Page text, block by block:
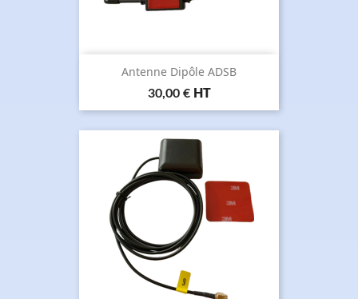
Antenne Dipôle ADSB
Prix
30,00 € HT